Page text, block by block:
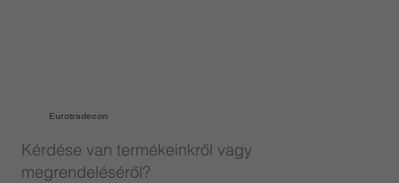
Eurotradecon
Kérdése van termékeinkről vagy
megrendeléséről?